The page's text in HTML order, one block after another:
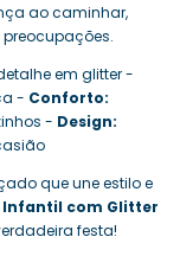
ao caminhar,
em glitter -
- Conforto:
- Design:
que une estilo e
com Glitter
festa!